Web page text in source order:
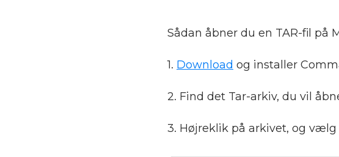
Sådan åbner du en TAR-fil på
1. Download og installer
2. Find det Tar-arkiv, du vil
3. Højreklik på arkivet, og vælg